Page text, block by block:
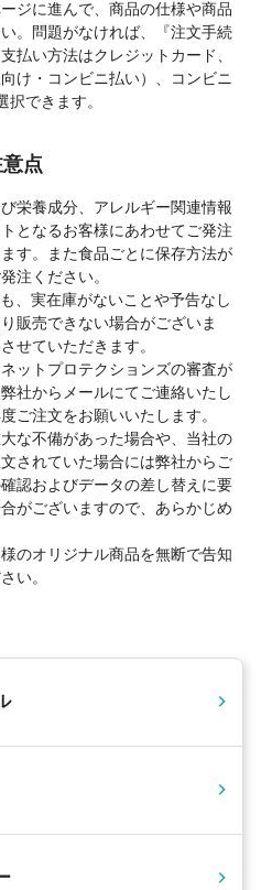
ジに進んで、商品の仕様や商品
。問題がなければ、『注文手続
払い方法はクレジットカード、
け・コンビニ払い）、コンビニ
できます。
点
栄養成分、アレルギー関連情報
となるお客様にあわせてご発注
す。また食品ごとに保存方法が
注ください。
、実在庫がないことや予告なし
販売できない場合がございま
せていただきます。
ットプロテクションズの審査が
社からメールにてご連絡いたし
ご注文をお願いいたします。
な不備があった場合や、当社の
されていた場合には弊社からご
認およびデータの差し替えに要
がございますので、あらかじめ
のオリジナル商品を無断で告知
い。